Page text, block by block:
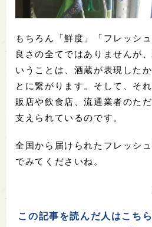
もちろん「鮮度」「フレッシ
良さの全てではありませんが
いうことは、酒蔵が表現した
とに繋がります。そして、そ
販店や飲食店、流通業者のた
支えられているのです。
全国から届けられたフレッシ
でみてくださいね。
この記事を読んだ人はこち